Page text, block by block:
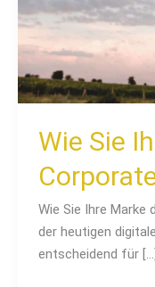
Wie Sie
Wie Sie Ihre Marke
der heutigen
entscheidend für […]
Videos
stärken